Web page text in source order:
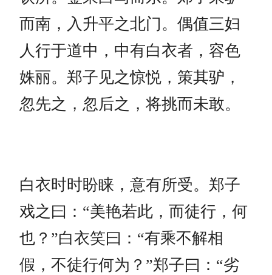
而南，入升平之北门。偶值三妇
人行于道中，中有白衣者，容色
姝丽。郑子见之惊悦，策其驴，
忽先之，忽后之，将挑而未敢。
白衣时时盼睐，意有所受。郑子
戏之曰：“美艳若此，而徒行，何
也？”白衣笑曰：“有乘不解相
假，不徒行何为？”郑子曰：“劣